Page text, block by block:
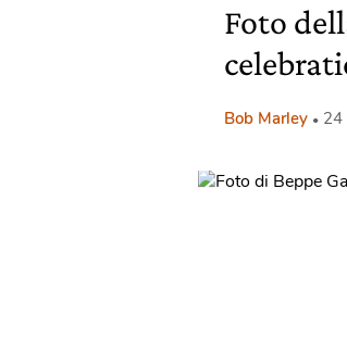
Foto
Bob Marley 24